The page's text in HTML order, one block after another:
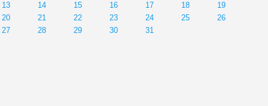
13
14 15 16 17 18
19
20
21 22 23 24 25
26
27
28 29 30 31